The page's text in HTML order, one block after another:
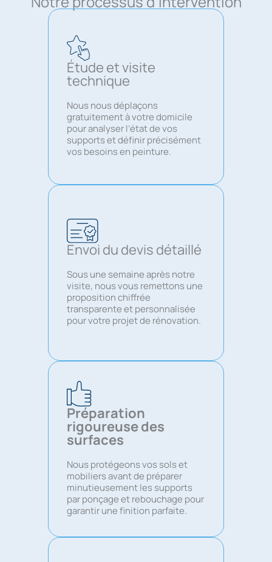
Étude et visite
technique
Nous nous déplaçons
gratuitement à votre domicile
pour analyser l’état de vos
supports et définir précisément
vos besoins en peinture.
Envoi du devis détaillé
Sous une semaine après notre
visite, nous vous remettons une
proposition chiffrée
transparente et personnalisée
pour votre projet de rénovation.
Préparation
rigoureuse des
surfaces
Nous protégeons vos sols et
mobiliers avant de préparer
minutieusement les supports
par ponçage et rebouchage pour
garantir une finition parfaite.